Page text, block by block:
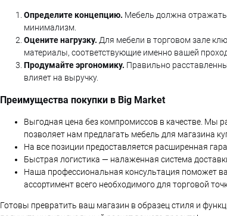
Определите концепцию. Мебель должна
минимализм.
Оцените нагрузку. Для мебели в торговом зале
материалы, соответствующие именно вашей
Продумайте эргономику. Правильно
влияет на выручку.
Преимущества покупки в Big Market
Выгодная цена без компромиссов в качестве. Мы
позволяет нам предлагать мебель для магазина
На все позиции предоставляется расширенная
Быстрая логистика — налаженная система
Наша профессиональная консультация поможет
ассортимент всего необходимого для торговой
Готовы превратить ваш магазин в образец стиля и